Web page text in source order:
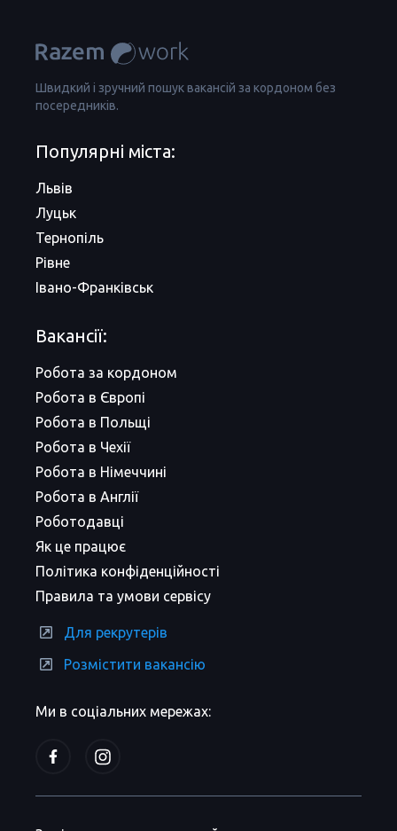
Швидкий і зручний пошук вакансій за кордоном без
посередників.
Ми в соціальних мережах:
Популярні міста:
Львів
Луцьк
Тернопіль
Рівне
Івано-Франківськ
Вакансії:
Робота за кордоном
Робота в Європі
Робота в Польщі
Робота в Чехії
Робота в Німеччині
Робота в Англії
Роботодавці
Як це працює
Політика конфіденційності
Правила та умови сервісу
Для рекрутерів
Розмістити вакансію